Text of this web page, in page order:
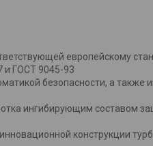
европейскому
и ГОСТ 9045-93
безопасности, а также
ингибирующим составом
конструкции